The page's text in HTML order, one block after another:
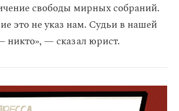
свободы мирных собраний.
это не указ нам. Судьи в нашей
никто», — сказал юрист.